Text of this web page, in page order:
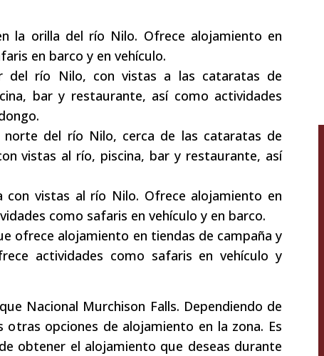
la orilla del río Nilo. Ofrece alojamiento en
en barco y en vehículo.
del río Nilo, con vistas a las cataratas de
bar y restaurante, así como actividades
del río Nilo, cerca de las cataratas de
vistas al río, piscina, bar y restaurante, así
con vistas al río Nilo. Ofrece alojamiento en
como safaris en vehículo y en barco.
ofrece alojamiento en tiendas de campaña y
actividades como safaris en vehículo y
Nacional Murchison Falls. Dependiendo de
opciones de alojamiento en la zona. Es
obtener el alojamiento que deseas durante